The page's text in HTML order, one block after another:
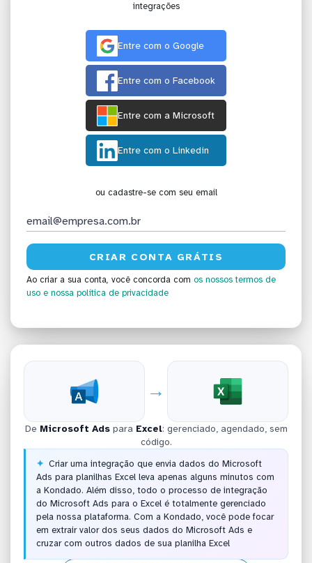
integrações
Entre com o Google
Entre com o Facebook
Entre com a Microsoft
Entre com o Linkedin
ou cadastre-se com seu email
Ao criar a sua conta, você concorda com os nossos termos de
uso e nossa política de privacidade
→
De Microsoft Adspara Excel: gerenciado, agendado, sem
código.
Criar uma integração que envia dados do Microsoft
Ads para planilhas Excel leva apenas alguns minutos com
a Kondado. Além disso, todo o processo de integração
do Microsoft Ads para o Excel é totalmente gerenciado
pela nossa plataforma. Com a Kondado, você pode focar
em extrair valor dos seus dados do Microsoft Ads e
cruzar com outros dados de sua planilha Excel